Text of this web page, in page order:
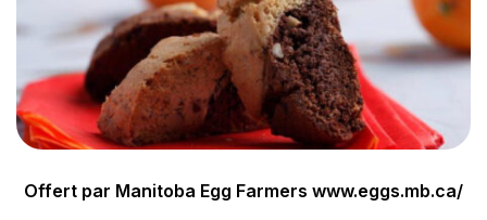
Offert par Manitoba Egg Farmers www.eggs.mb.ca/